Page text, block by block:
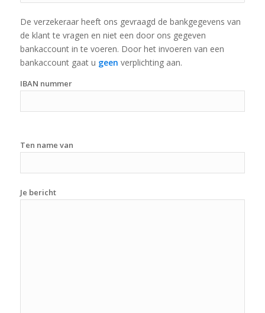
De verzekeraar heeft ons gevraagd de bankgegevens van
de klant te vragen en niet een door ons gegeven
bankaccount in te voeren. Door het invoeren van een
bankaccount gaat u geen verplichting aan.
IBAN nummer
Ten name van
Je bericht